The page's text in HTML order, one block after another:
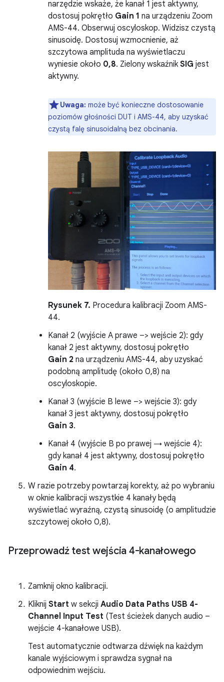
narzędzie wskaże, że kanał 1 jest aktywny,
dostosuj pokrętło Gain 1 na urządzeniu Zoom
AMS-44. Obserwuj oscyloskop. Widzisz czystą
sinusoidę. Dostosuj wzmocnienie, aż
szczytowa amplituda na wyświetlaczu
wyniesie około 0,8. Zielony wskaźnik SIG jest
aktywny.
Uwaga: może być konieczne dostosowanie
poziomów głośności DUT i AMS-44, aby uzyskać
czystą falę sinusoidalną bez obcinania.
Rysunek 7. Procedura kalibracji Zoom AMS-
44.
Kanał 2 (wyjście A prawe –> wejście 2): gdy
kanał 2 jest aktywny, dostosuj pokrętło
Gain 2 na urządzeniu AMS-44, aby uzyskać
podobną amplitudę (około 0,8) na
oscyloskopie.
Kanał 3 (wyjście B lewe –> wejście 3): gdy
kanał 3 jest aktywny, dostosuj pokrętło
Gain 3.
Kanał 4 (wyjście B po prawej → wejście 4):
gdy kanał 4 jest aktywny, dostosuj pokrętło
Gain 4.
W razie potrzeby powtarzaj korekty, aż po wybraniu
w oknie kalibracji wszystkie 4 kanały będą
wyświetlać wyraźną, czystą sinusoidę (o amplitudzie
szczytowej około 0,8).
Przeprowadź test wejścia 4-kanałowego
Zamknij okno kalibracji.
Kliknij Start w sekcji Audio Data Paths USB 4-
Channel Input Test (Test ścieżek danych audio –
wejście 4-kanałowe USB).
Test automatycznie odtwarza dźwięk na każdym
kanale wyjściowym i sprawdza sygnał na
odpowiednim wejściu.